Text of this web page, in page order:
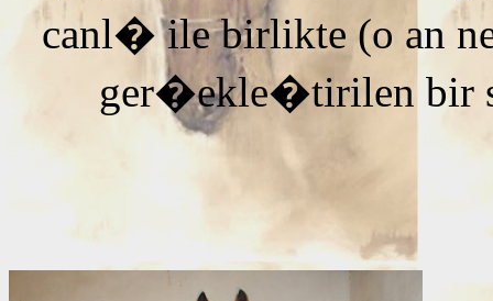
canl� ile birlikte (o an
ger�ekle�tirilen bir